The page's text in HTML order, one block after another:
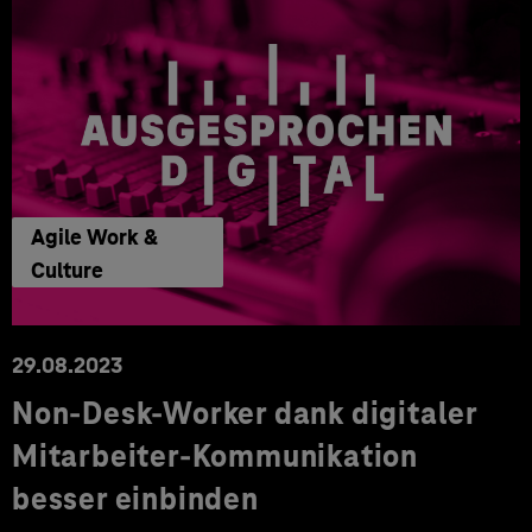
Agile Work &
Culture
29.08.2023
Non-Desk-Worker dank digitaler
Mitarbeiter-Kommunikation
besser einbinden